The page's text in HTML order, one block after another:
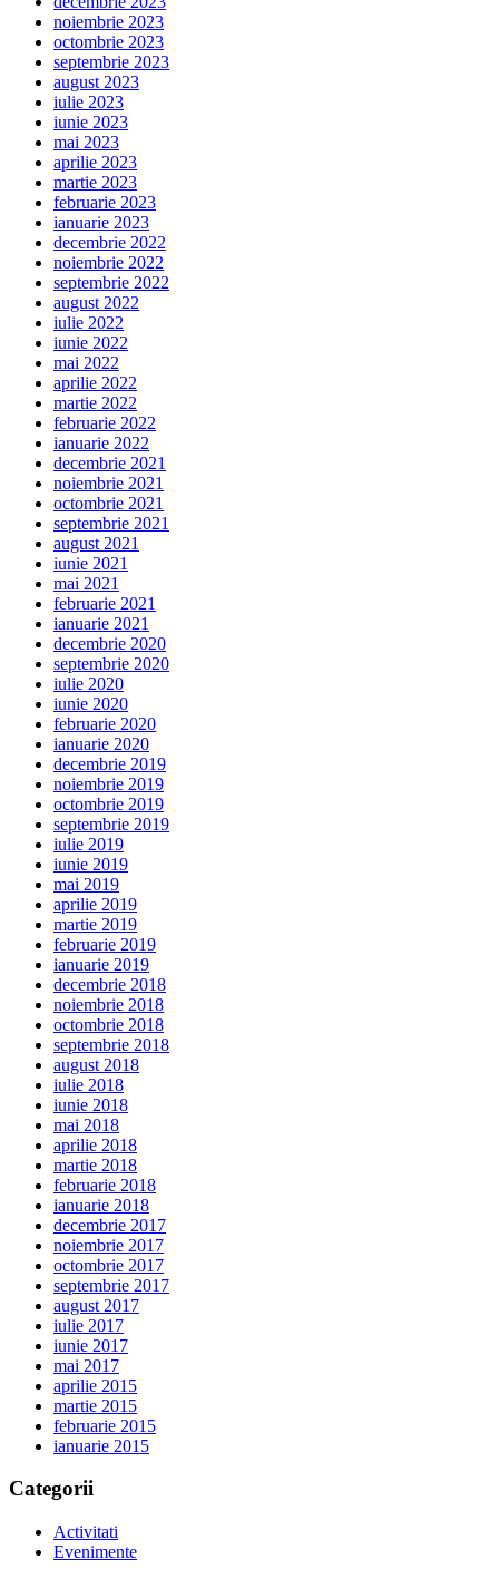
noiembrie 2023
octombrie 2023
septembrie 2023
august 2023
iulie 2023
iunie 2023
mai 2023
aprilie 2023
martie 2023
februarie 2023
ianuarie 2023
decembrie 2022
noiembrie 2022
septembrie 2022
august 2022
iulie 2022
iunie 2022
mai 2022
aprilie 2022
martie 2022
februarie 2022
ianuarie 2022
decembrie 2021
noiembrie 2021
octombrie 2021
septembrie 2021
august 2021
iunie 2021
mai 2021
februarie 2021
ianuarie 2021
decembrie 2020
septembrie 2020
iulie 2020
iunie 2020
februarie 2020
ianuarie 2020
decembrie 2019
noiembrie 2019
octombrie 2019
septembrie 2019
iulie 2019
iunie 2019
mai 2019
aprilie 2019
martie 2019
februarie 2019
ianuarie 2019
decembrie 2018
noiembrie 2018
octombrie 2018
septembrie 2018
august 2018
iulie 2018
iunie 2018
mai 2018
aprilie 2018
martie 2018
februarie 2018
ianuarie 2018
decembrie 2017
noiembrie 2017
octombrie 2017
septembrie 2017
august 2017
iulie 2017
iunie 2017
mai 2017
aprilie 2015
martie 2015
februarie 2015
ianuarie 2015
Categorii
Activitati
Evenimente